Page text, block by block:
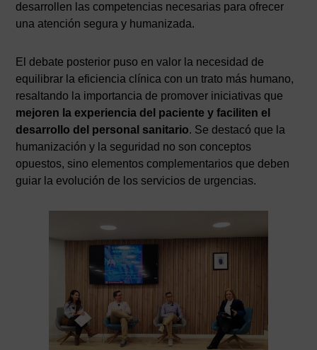
desarrollen las competencias necesarias para ofrecer
una atención segura y humanizada.
El debate posterior puso en valor la necesidad de
equilibrar la eficiencia clínica con un trato más humano,
resaltando la importancia de promover iniciativas que
mejoren la experiencia del paciente y faciliten el
desarrollo del personal sanitario. Se destacó que la
humanización y la seguridad no son conceptos
opuestos, sino elementos complementarios que deben
guiar la evolución de los servicios de urgencias.